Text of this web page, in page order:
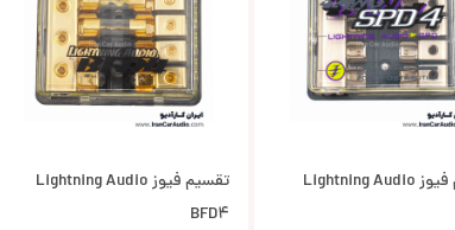
تقسیم فیوز Lightning Audio
تقسیم فیوز Lightning Audio
BFD4